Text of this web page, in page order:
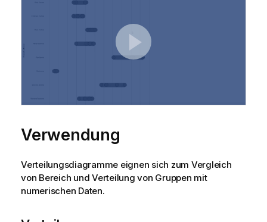
Verwendung
Verteilungsdiagramme eignen sich zum Vergleich
von Bereich und Verteilung von Gruppen mit
numerischen Daten.